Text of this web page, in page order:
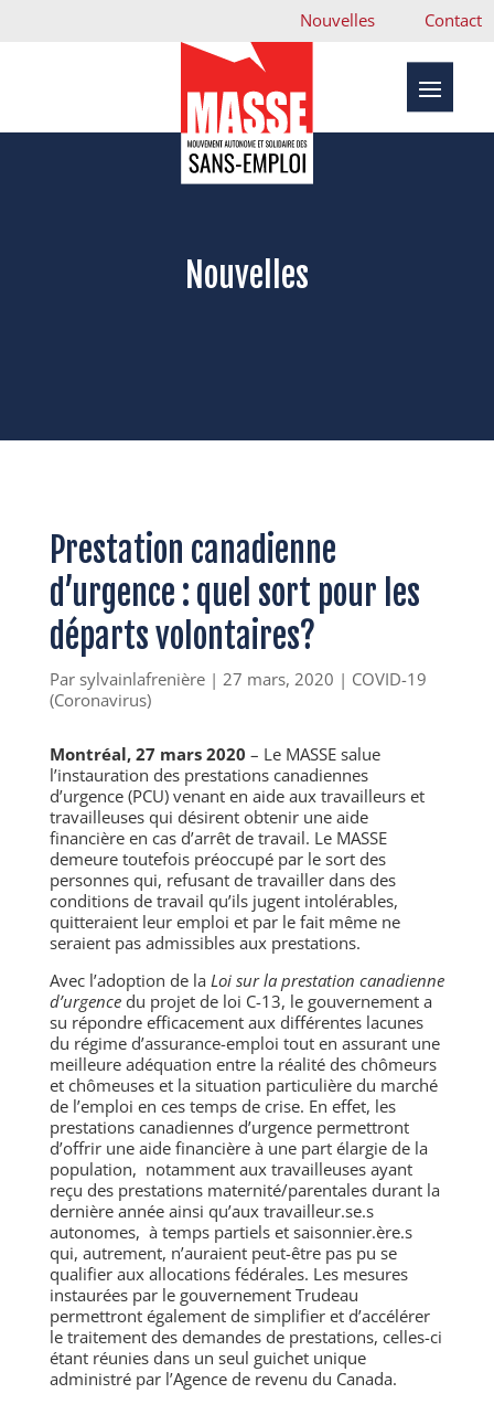
Nouvelles Contact
Nouvelles
Prestation canadienne
d’urgence : quel sort pour les
départs volontaires?
Par sylvainlafrenière| 27 mars, 2020 | COVID-19
(Coronavirus)
Montréal, 27 mars 2020 – Le MASSE salue
l’instauration des prestations canadiennes
d’urgence (PCU) venant en aide aux travailleurs et
travailleuses qui désirent obtenir une aide
financière en cas d’arrêt de travail. Le MASSE
demeure toutefois préoccupé par le sort des
personnes qui, refusant de travailler dans des
conditions de travail qu’ils jugent intolérables,
quitteraient leur emploi et par le fait même ne
seraient pas admissibles aux prestations.
Avec l’adoption de la Loi sur la prestation canadienne
d’urgencedu projet de loi C-13, le gouvernement a
su répondre efficacement aux différentes lacunes
du régime d’assurance-emploi tout en assurant une
meilleure adéquation entre la réalité des chômeurs
et chômeuses et la situation particulière du marché
de l’emploi en ces temps de crise. En effet, les
prestations canadiennes d’urgence permettront
d’offrir une aide financière à une part élargie de la
population, notamment aux travailleuses ayant
reçu des prestations maternité/parentales durant la
dernière année ainsi qu’aux travailleur.se.s
autonomes, à temps partiels et saisonnier.ère.s
qui, autrement, n’auraient peut-être pas pu se
qualifier aux allocations fédérales. Les mesures
instaurées par le gouvernement Trudeau
permettront également de simplifier et d’accélérer
le traitement des demandes de prestations, celles-ci
étant réunies dans un seul guichet unique
administré par l’Agence de revenu du Canada.